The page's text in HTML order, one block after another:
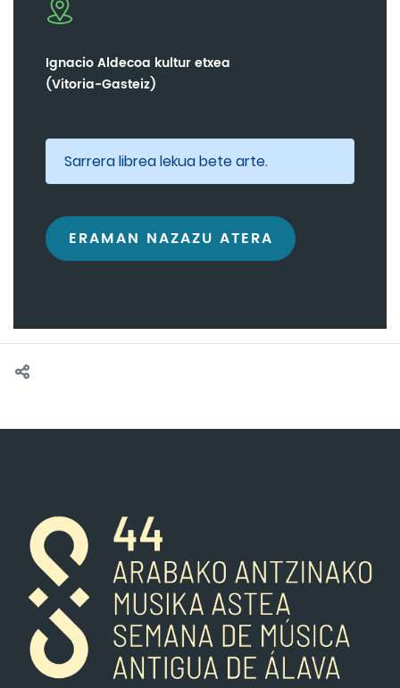
Ignacio Aldecoa kultur etxea
(Vitoria-Gasteiz)
Sarrera librea lekua bete arte.
ERAMAN NAZAZU ATERA